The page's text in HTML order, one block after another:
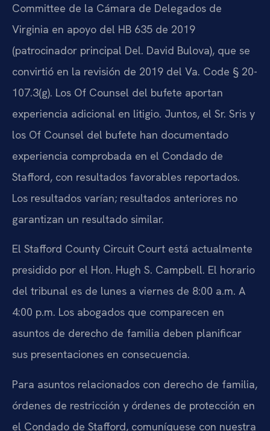
Committee de la Cámara de Delegados de
Virginia en apoyo del HB 635 de 2019
(patrocinador principal Del. David Bulova), que se
convirtió en la revisión de 2019 del Va. Code § 20-
107.3(g). Los Of Counsel del bufete aportan
experiencia adicional en litigio. Juntos, el Sr. Sris y
los Of Counsel del bufete han documentado
experiencia comprobada en el Condado de
Stafford, con resultados favorables reportados.
Los resultados varían; resultados anteriores no
garantizan un resultado similar.
El Stafford County Circuit Court está actualmente
presidido por el Hon. Hugh S. Campbell. El horario
del tribunal es de lunes a viernes de 8:00 a.m. A
4:00 p.m. Los abogados que comparecen en
asuntos de derecho de familia deben planificar
sus presentaciones en consecuencia.
Para asuntos relacionados con derecho de familia,
órdenes de restricción y órdenes de protección en
el Condado de Stafford, comuníquese con nuestra